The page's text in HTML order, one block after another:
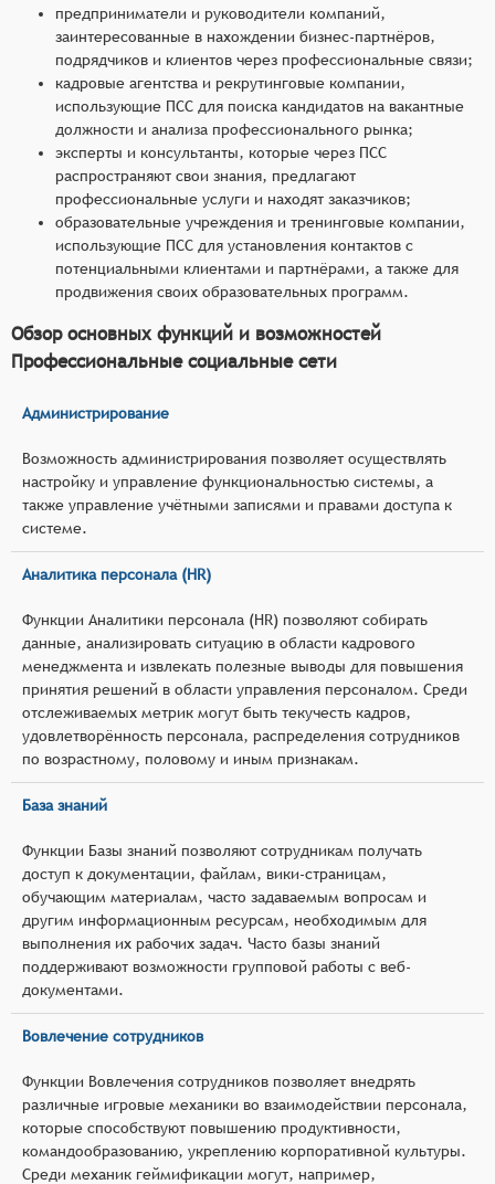
предприниматели и руководители компаний,
заинтересованные в нахождении бизнес-партнёров,
подрядчиков и клиентов через профессиональные связи;
кадровые агентства и рекрутинговые компании,
использующие ПСС для поиска кандидатов на вакантные
должности и анализа профессионального рынка;
эксперты и консультанты, которые через ПСС
распространяют свои знания, предлагают
профессиональные услуги и находят заказчиков;
образовательные учреждения и тренинговые компании,
использующие ПСС для установления контактов с
потенциальными клиентами и партнёрами, а также для
продвижения своих образовательных программ.
Обзор основных функций и возможностей
Профессиональные социальные сети
Администрирование
Возможность администрирования позволяет осуществлять
настройку и управление функциональностью системы, а
также управление учётными записями и правами доступа к
системе.
Аналитика персонала (HR)
Функции Аналитики персонала (HR) позволяют собирать
данные, анализировать ситуацию в области кадрового
менеджмента и извлекать полезные выводы для повышения
принятия решений в области управления персоналом. Среди
отслеживаемых метрик могут быть текучесть кадров,
удовлетворённость персонала, распределения сотрудников
по возрастному, половому и иным признакам.
База знаний
Функции Базы знаний позволяют сотрудникам получать
доступ к документации, файлам, вики-страницам,
обучающим материалам, часто задаваемым вопросам и
другим информационным ресурсам, необходимым для
выполнения их рабочих задач. Часто базы знаний
поддерживают возможности групповой работы с веб-
документами.
Вовлечение сотрудников
Функции Вовлечения сотрудников позволяет внедрять
различные игровые механики во взаимодействии персонала,
которые способствуют повышению продуктивности,
командообразованию, укреплению корпоративной культуры.
Среди механик геймификации могут, например,